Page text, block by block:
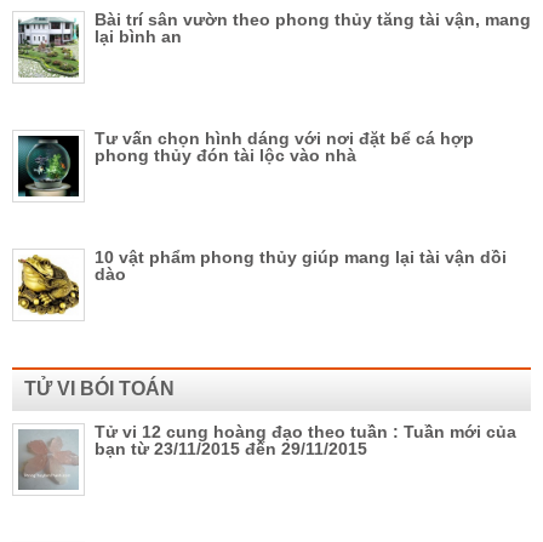
Bài trí sân vườn theo phong thủy tăng tài vận, mang
lại bình an
Tư vấn chọn hình dáng với nơi đặt bể cá hợp
phong thủy đón tài lộc vào nhà
10 vật phẩm phong thủy giúp mang lại tài vận dồi
dào
TỬ VI BÓI TOÁN
Tử vi 12 cung hoàng đạo theo tuần : Tuần mới của
bạn từ 23/11/2015 đến 29/11/2015